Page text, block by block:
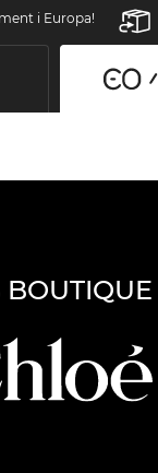
i Europa!